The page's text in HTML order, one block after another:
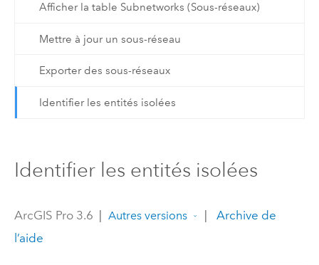
Afficher la table Subnetworks (Sous-réseaux)
Mettre à jour un sous-réseau
Exporter des sous-réseaux
Identifier les entités isolées
Identifier les entités isolées
ArcGIS Pro 3.6 | Autres versions |
Archive de
l’aide